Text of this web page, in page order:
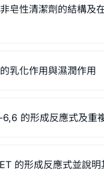
皂性清潔劑的結構及
乳化作用與濕潤作用
的形成反應式及重
的形成反應式並說明